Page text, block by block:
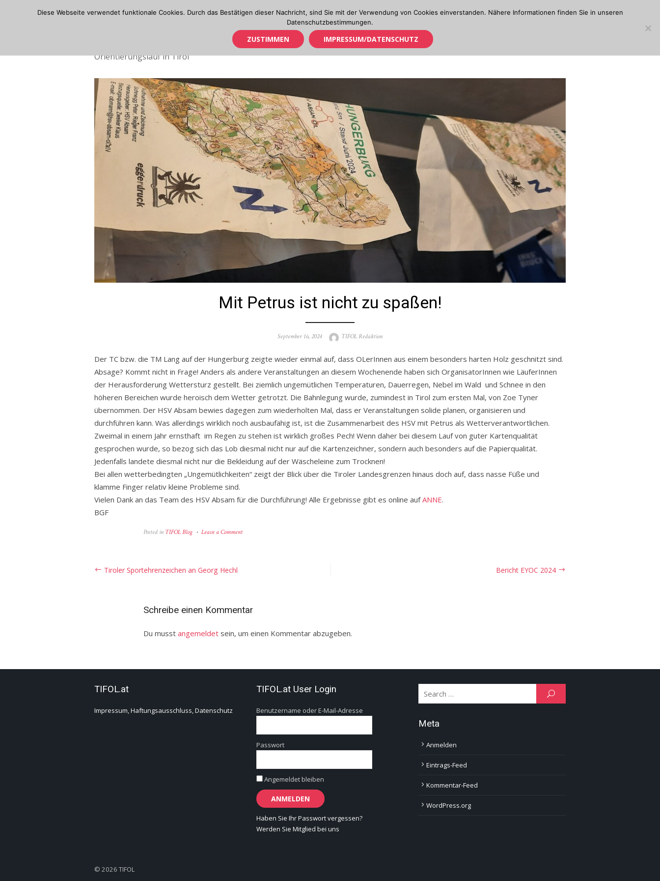
Orientierungslauf in Tirol
OL IN TIROL CUP & TM
Mit Petrus ist nicht zu spaßen!
Posted
September 16, 2024 Author
TIFOL Redaktion
Der TC bzw. die TM Lang auf der Hungerburg zeigte wieder einmal auf, dass OLerInnen aus einem besonders harten Holz geschnitzt sind.
Absage? Kommt nicht in Frage! Anders als andere Veranstaltungen an diesem Wochenende haben sich OrganisatorInnen wie LäuferInnen
der Herausforderung Wettersturz gestellt. Bei ziemlich ungemütlichen Temperaturen, Dauerregen, Nebel im Wald und Schnee in den
höheren Bereichen wurde heroisch dem Wetter getrotzt. Die Bahnlegung wurde, zumindest in Tirol zum ersten Mal, von Zoe Tyner
übernommen. Der HSV Absam bewies dagegen zum wiederholten Mal, dass er Veranstaltungen solide planen, organisieren und
durchführen kann. Was allerdings wirklich noch ausbaufähig ist, ist die Zusammenarbeit des HSV mit Petrus als Wetterverantwortlichen.
Zweimal in einem Jahr ernsthaft im Regen zu stehen ist wirklich großes Pech! Wenn daher bei diesem Lauf von guter Kartenqualität
gesprochen wurde, so bezog sich das Lob diesmal nicht nur auf die Kartenzeichner, sondern auch besonders auf die Papierqualität.
Jedenfalls landete diesmal nicht nur die Bekleidung auf der Wäscheleine zum Trocknen!
Bei allen wetterbedingten „Ungemütlichkeiten“ zeigt der Blick über die Tiroler Landesgrenzen hinaus doch auf, dass nasse Füße und
klamme Finger relativ kleine Probleme sind.
Vielen Dank an das Team des HSV Absam für die Durchführung! Alle Ergebnisse gibt es online aufANNE.
BGF
Posted in TIFOL Blog Leave a Commenton
Beitragsnavigation Bericht EYOC 2024
Tiroler Sportehrenzeichen an Georg Hechl
Schreibe einen Kommentar
Du musst angemeldet sein, um einen Kommentar abzugeben.
TIFOL.at
Impressum, Haftungsausschluss, Datenschutz
TIFOL.at User Login
Benutzername oder E-Mail-Adresse
Passwort
Angemeldet bleiben
Haben Sie Ihr Passwort vergessen?
Werden Sie Mitglied bei uns
SEARCH
Meta
Anmelden
Eintrags-Feed
Kommentar-Feed
WordPress.org
© 2026 TIFOL
Diese Webseite verwendet funktionale Cookies. Durch das Bestätigen dieser Nachricht, sind Sie mit der Verwendung von Cookies einverstanden. Nähere Informationen finden Sie in unseren
Datenschutzbestimmungen.
ZUSTIMMEN IMPRESSUM/DATENSCHUTZ